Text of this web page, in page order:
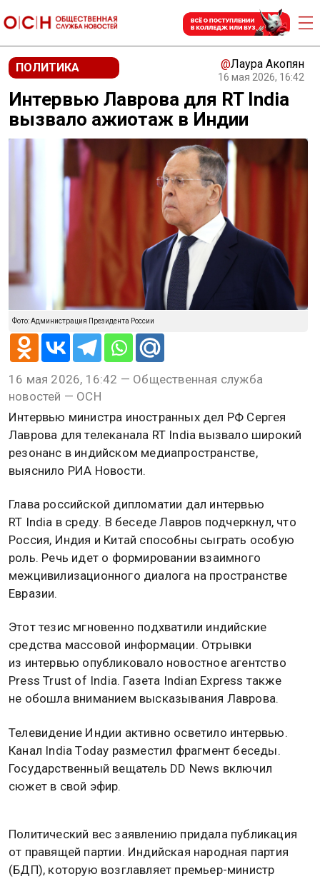
ПОЛИТИКА @Лаура Акопян
16 мая 2026, 16:42
Интервью Лаврова для RT India
вызвало ажиотаж в Индии
Фото: Администрация Президента России
16 мая 2026, 16:42 — Общественная служба
новостей — ОСН
Интервью министра иностранных дел РФ Сергея
Лаврова для телеканала RT India вызвало широкий
резонанс в индийском медиапространстве,
выяснило РИА Новости.
Глава российской дипломатии дал интервью
RT India в среду. В беседе Лавров подчеркнул, что
Россия, Индия и Китай способны сыграть особую
роль. Речь идет о формировании взаимного
межцивилизационного диалога на пространстве
Евразии.
Этот тезис мгновенно подхватили индийские
средства массовой информации. Отрывки
из интервью опубликовало новостное агентство
Press Trust of India. Газета Indian Express также
не обошла вниманием высказывания Лаврова.
Телевидение Индии активно осветило интервью.
Канал India Today разместил фрагмент беседы.
Государственный вещатель DD News включил
сюжет в свой эфир.
Политический вес заявлению придала публикация
от правящей партии. Индийская народная партия
(БДП), которую возглавляет премьер-министр